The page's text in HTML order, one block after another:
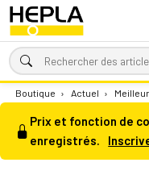
Boutique › Actuel ›
Prix et fonction de
enregistrés.